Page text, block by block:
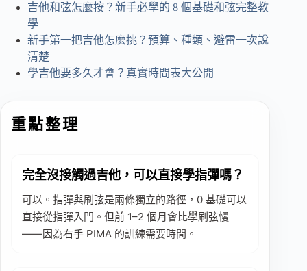
吉他和弦怎麼按？新手必學的 8 個基礎和弦完整教
學
新手第一把吉他怎麼挑？預算、種類、避雷一次說
清楚
學吉他要多久才會？真實時間表大公開
重點整理
完全沒接觸過吉他，可以直接學指彈嗎？
可以。指彈與刷弦是兩條獨立的路徑，0 基礎可以
直接從指彈入門。但前 1–2 個月會比學刷弦慢
——因為右手 PIMA 的訓練需要時間。